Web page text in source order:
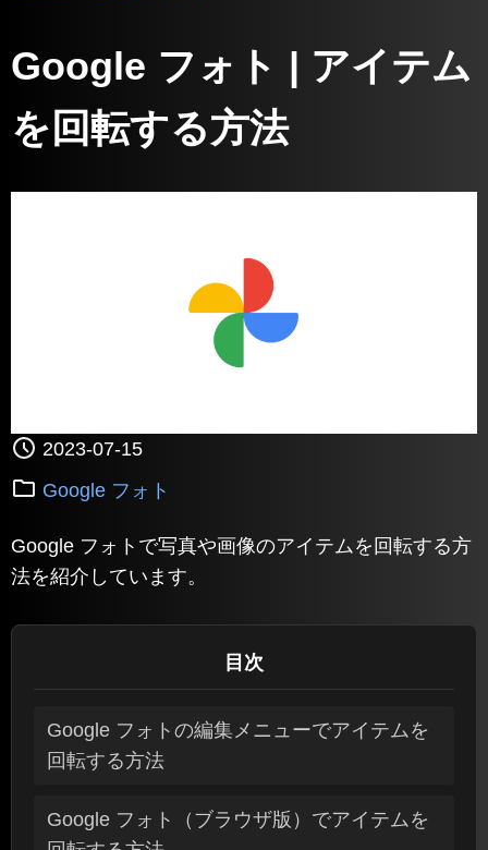
Google フォト | アイテム
を回転する方法
2023-07-15
Google フォト
Google フォトで写真や画像のアイテムを回転する方
法を紹介しています。
目次
Google フォトの編集メニューでアイテムを
回転する方法
Google フォト（ブラウザ版）でアイテムを